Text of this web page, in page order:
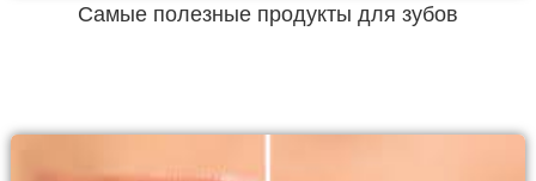
Самые полезные продукты для зубов